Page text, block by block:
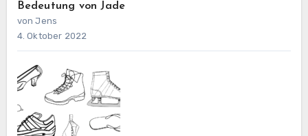
Bedeutung von Jade
von Jens
4. Oktober 2022